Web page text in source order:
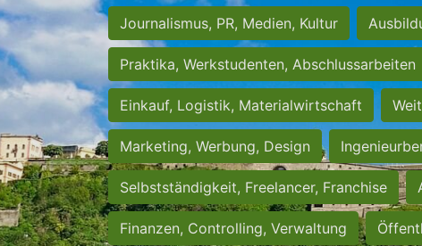
Journalismus, PR, Medien, Kultur
Praktika, Werkstudenten, Abschlussarbeiten
Einkauf, Logistik, Materialwirtschaft
Marketing, Werbung, Design
Selbstständigkeit, Freelancer, Franchise
Finanzen, Controlling, Verwaltung